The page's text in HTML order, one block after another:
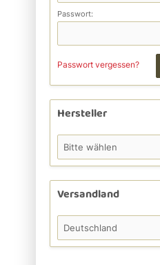
Passwort:
Passwort vergessen?
Hersteller
Bitte wählen
Versandland
Deutschland